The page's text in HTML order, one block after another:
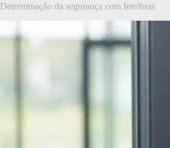
Determinação da segurança com Intelbras